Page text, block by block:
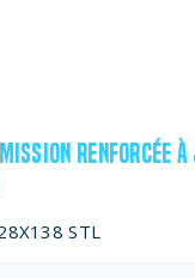
RENFORCÉE
STL